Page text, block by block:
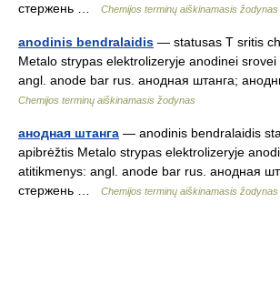
стержень …
Chemijos terminų aiškinamasis žodynas
anodinis bendralaidis — statusas T sritis
Metalo strypas elektrolizeryje anodinei
angl. anode bar rus. анодная штанга;
Chemijos terminų aiškinamasis žodynas
анодная штанга — anodinis bendralaidis
apibrėžtis Metalo strypas elektrolizeryje
atitikmenys: angl. anode bar rus. анодная
стержень …
Chemijos terminų aiškinamasis žodynas